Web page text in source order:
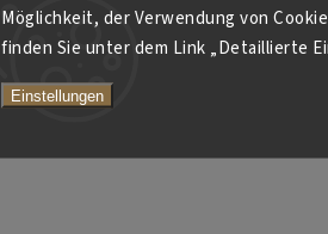
Möglichkeit, der Verwendung von
finden Sie unter dem Link „Detaillierte
Einstellungen